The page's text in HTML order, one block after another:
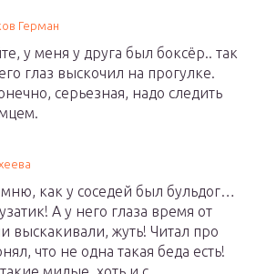
Герман
у меня у друга был боксёр.. так
глаз выскочил на прогулке.
серьезная, надо следить
как у соседей был бульдог…
А у него глаза время от
выскакивали, жуть! Читал про
что не одна такая беда есть!